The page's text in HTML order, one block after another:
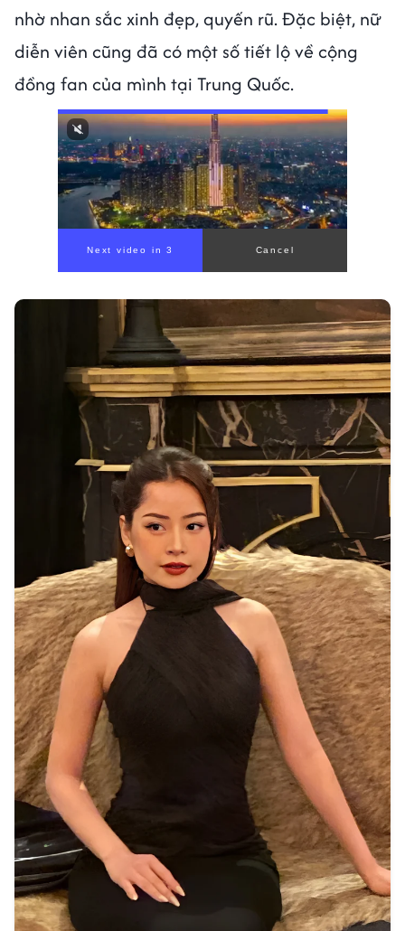
nhờ nhan sắc xinh đẹp, quyến rũ. Đặc biệt, nữ
diễn viên cũng đã có một số tiết lộ về cộng
đồng fan của mình tại Trung Quốc.